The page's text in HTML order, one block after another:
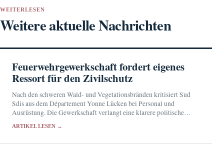
WEITERLESEN
Weitere aktuelle Nachrichten
Feuerwehrgewerkschaft fordert eigenes
Ressort für den Zivilschutz
Nach den schweren Wald- und Vegetationsbränden kritisiert Sud
Sdis aus dem Département Yonne Lücken bei Personal und
Ausrüstung. Die Gewerkschaft verlangt eine klarere politische
ARTIKEL LESEN →